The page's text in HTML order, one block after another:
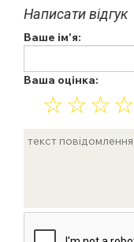
Написати відгук
Ваше ім'я:
Ваша оцінка:
☆
☆
☆
☆